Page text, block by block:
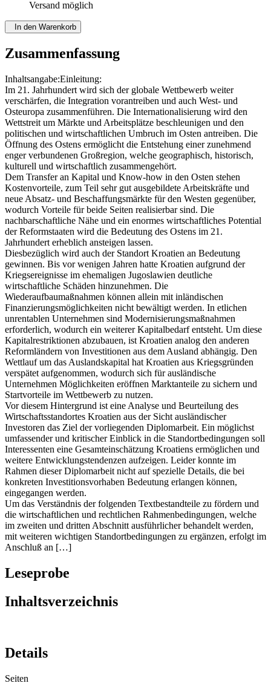
In den Warenkorb
Zusammenfassung
Inhaltsangabe:Einleitung:
verschärfen, die Integration vorantreiben und auch West- und
Osteuropa zusammenführen. Die Internationalisierung wird den
Wettstreit um Märkte und Arbeitsplätze beschleunigen und den
politischen und wirtschaftlichen Umbruch im Osten antreiben. Die
Öffnung des Ostens ermöglicht die Entstehung einer zunehmend
enger verbundenen Großregion, welche geographisch, historisch,
kulturell und wirtschaftlich zusammengehört.
Dem Transfer an Kapital und Know-how in den Osten stehen
Kostenvorteile, zum Teil sehr gut ausgebildete Arbeitskräfte und
neue Absatz- und Beschaffungsmärkte für den Westen gegenüber,
wodurch Vorteile für beide Seiten realisierbar sind. Die
nachbarschaftliche Nähe und ein enormes wirtschaftliches Potential
der Reformstaaten wird die Bedeutung des Ostens im 21.
Jahrhundert erheblich ansteigen lassen.
Diesbezüglich wird auch der Standort Kroatien an Bedeutung
gewinnen. Bis vor wenigen Jahren hatte Kroatien aufgrund der
Kriegsereignisse im ehemaligen Jugoslawien deutliche
wirtschaftliche Schäden hinzunehmen. Die
Wiederaufbaumaßnahmen können allein mit inländischen
Finanzierungsmöglichkeiten nicht bewältigt werden. In etlichen
unrentablen Unternehmen sind Modernisierungsmaßnahmen
erforderlich, wodurch ein weiterer Kapitalbedarf entsteht. Um diese
Kapitalrestriktionen abzubauen, ist Kroatien analog den anderen
Reformländern von Investitionen aus dem Ausland abhängig. Den
Wettlauf um das Auslandskapital hat Kroatien aus Kriegsgründen
verspätet aufgenommen, wodurch sich für ausländische
Unternehmen Möglichkeiten eröffnen Marktanteile zu sichern und
Startvorteile im Wettbewerb zu nutzen.
Vor diesem Hintergrund ist eine Analyse und Beurteilung des
Wirtschaftsstandortes Kroatien aus der Sicht ausländischer
Investoren das Ziel der vorliegenden Diplomarbeit. Ein möglichst
umfassender und kritischer Einblick in die Standortbedingungen soll
Interessenten eine Gesamteinschätzung Kroatiens ermöglichen und
weitere Entwicklungstendenzen aufzeigen. Leider konnte im
Rahmen dieser Diplomarbeit nicht auf spezielle Details, die bei
konkreten Investitionsvorhaben Bedeutung erlangen können,
eingegangen werden.
Um das Verständnis der folgenden Textbestandteile zu fördern und
die wirtschaftlichen und rechtlichen Rahmenbedingungen, welche
im zweiten und dritten Abschnitt ausführlicher behandelt werden,
mit weiteren wichtigen Standortbedingungen zu ergänzen, erfolgt im
Anschluß an […]
Leseprobe
Inhaltsverzeichnis
Seiten